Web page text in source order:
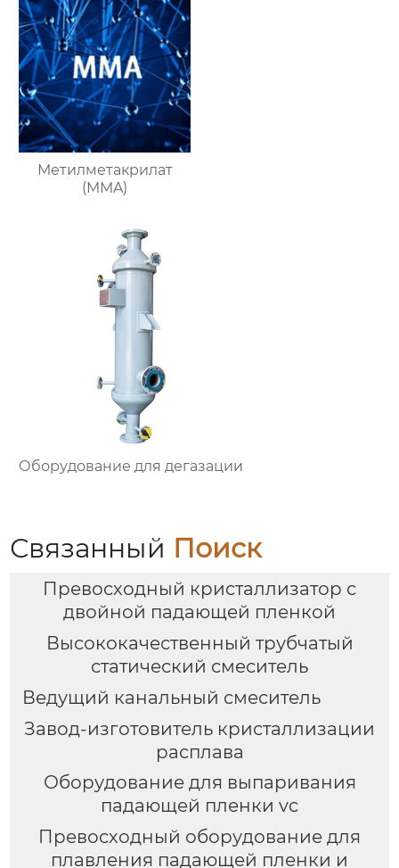
Метилметакрилат
(MMA)
Оборудование для дегазации
Связанный Поиск
Превосходный кристаллизатор с
двойной падающей пленкой
Высококачественный трубчатый
статический смеситель
Ведущий канальный смеситель
Завод-изготовитель кристаллизации
расплава
Оборудование для выпаривания
падающей пленки vc
Превосходный оборудование для
плавления падающей пленки и